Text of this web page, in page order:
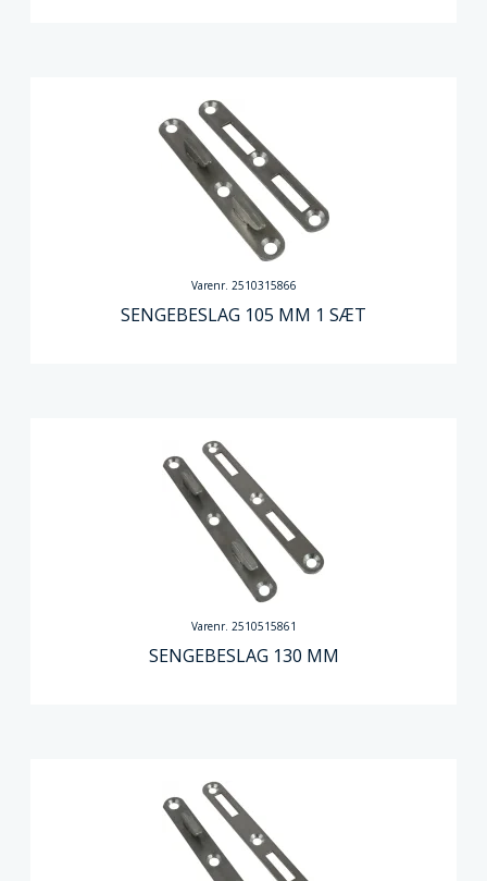
Varenr. 2510315866
SENGEBESLAG 105 MM 1 SÆT
Varenr. 2510515861
SENGEBESLAG 130 MM